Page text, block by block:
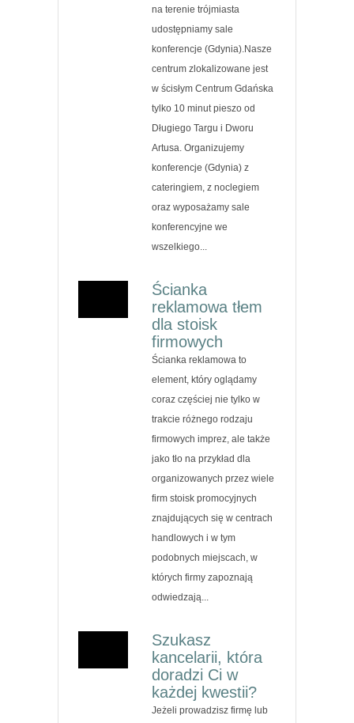
na terenie trójmiasta
udostępniamy sale
konferencje (Gdynia).Nasze
centrum zlokalizowane jest
w ścisłym Centrum Gdańska
tylko 10 minut pieszo od
Długiego Targu i Dworu
Artusa. Organizujemy
konferencje (Gdynia) z
cateringiem, z noclegiem
oraz wyposażamy sale
konferencyjne we
wszelkiego...
Ścianka
reklamowa tłem
dla stoisk
firmowych
Ścianka reklamowa to
element, który oglądamy
coraz częściej nie tylko w
trakcie różnego rodzaju
firmowych imprez, ale także
jako tło na przykład dla
organizowanych przez wiele
firm stoisk promocyjnych
znajdujących się w centrach
handlowych i w tym
podobnych miejscach, w
których firmy zapoznają
odwiedzają...
Szukasz
kancelarii, która
doradzi Ci w
każdej kwestii?
Jeżeli prowadzisz firmę lub